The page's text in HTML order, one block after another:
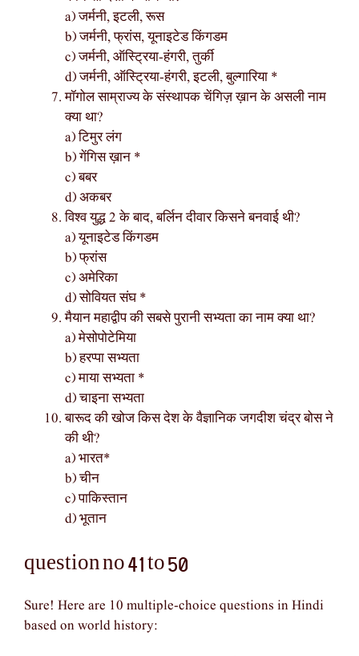
a) जर्मनी, इटली, रूस
b) जर्मनी, फ्रांस, यूनाइटेड किंगडम
c) जर्मनी, ऑस्ट्रिया-हंगरी, तुर्की
d) जर्मनी, ऑस्ट्रिया-हंगरी, इटली, बुल्गारिया *
मॉगोल साम्राज्य के संस्थापक चेंगिज़ ख़ान के असली नाम
क्या था?
a) टिमुर लंग
b) गेंगिस ख़ान *
c) बबर
d) अकबर
विश्व युद्ध 2 के बाद, बर्लिन दीवार किसने बनवाई थी?
a) यूनाइटेड किंगडम
b) फ्रांस
c) अमेरिका
d) सोवियत संघ *
मैयान महाद्वीप की सबसे पुरानी सभ्यता का नाम क्या था?
a) मेसोपोटेमिया
b) हरप्पा सभ्यता
c) माया सभ्यता *
d) चाइना सभ्यता
बारूद की खोज किस देश के वैज्ञानिक जगदीश चंद्र बोस ने
की थी?
a) भारत*
b) चीन
c) पाकिस्तान
d) भूतान
question no 41 to 50
Sure! Here are 10 multiple-choice questions in Hindi
based on world history: